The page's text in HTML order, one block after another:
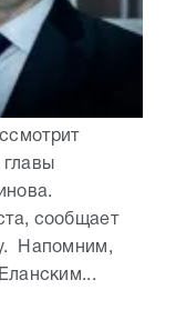
сообщает
Напомним,